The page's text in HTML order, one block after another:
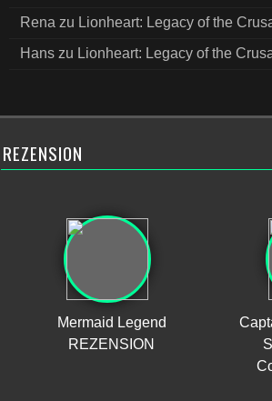
Rena zu Lionheart: Legacy of the
Hans zu Lionheart: Legacy of the
REZENSION
Mermaid Legend
REZENSION